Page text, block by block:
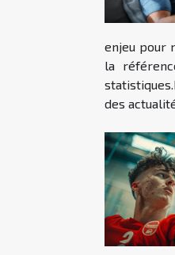
enjeu pour
la
des